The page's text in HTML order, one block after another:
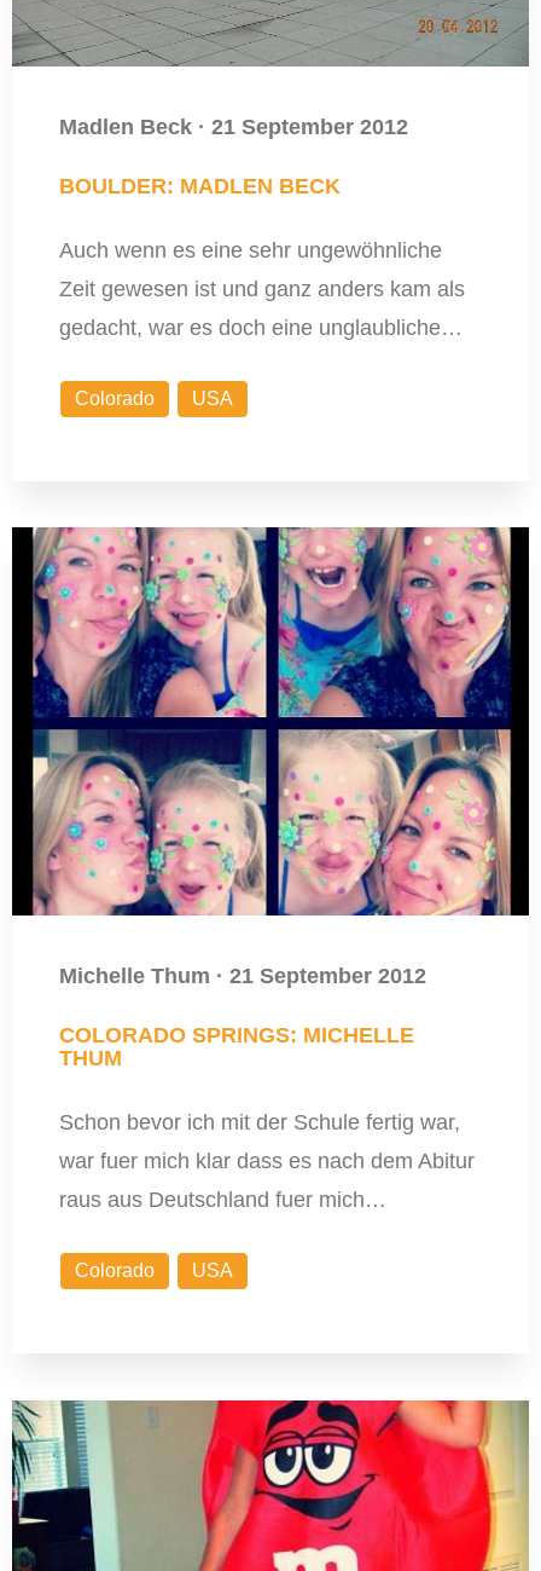
Madlen Beck · 21 September 2012
BOULDER: MADLEN BECK
Auch wenn es eine sehr ungewöhnliche
Zeit gewesen ist und ganz anders kam als
gedacht, war es doch eine unglaubliche…
Colorado USA
Michelle Thum · 21 September 2012
COLORADO SPRINGS: MICHELLE
THUM
Schon bevor ich mit der Schule fertig war,
war fuer mich klar dass es nach dem Abitur
raus aus Deutschland fuer mich…
Colorado USA